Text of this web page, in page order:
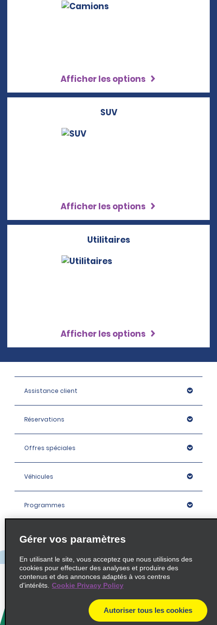
Afficher les options
SUV
Afficher les options
Utilitaires
Afficher les options
Assistance client
Réservations
Offres spéciales
Véhicules
Programmes
Entreprise
Agences
Policies / Sitemap
Gérer vos paramètres
En utilisant le site, vous acceptez que nous utilisions des
cookies pour effectuer des analyses et produire des
contenus et des annonces adaptés à vos centres
d'intérêts. Cookie Privacy Policy
Autoriser tous les cookies